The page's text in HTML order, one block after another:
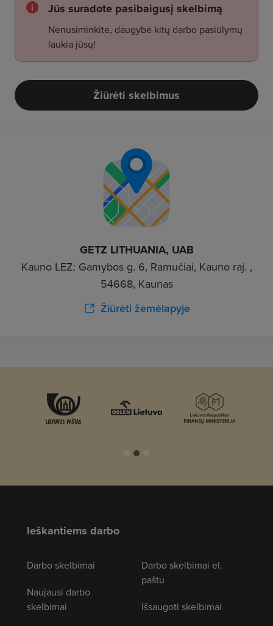
Jūs suradote pasibaigusį skelbimą
Nenusiminkite, daugybė kitų darbo pasiūlymų
laukia jūsų!
Žiūrėti skelbimus
GETZ LITHUANIA, UAB
Kauno LEZ: Gamybos g. 6, Ramučiai, Kauno raj. ,
54668, Kaunas
Žiūrėti žemėlapyje
Ieškantiems darbo
Darbo skelbimai
Naujausi darbo
skelbimai
Darbo skelbimai el.
paštu
Išsaugoti skelbimai